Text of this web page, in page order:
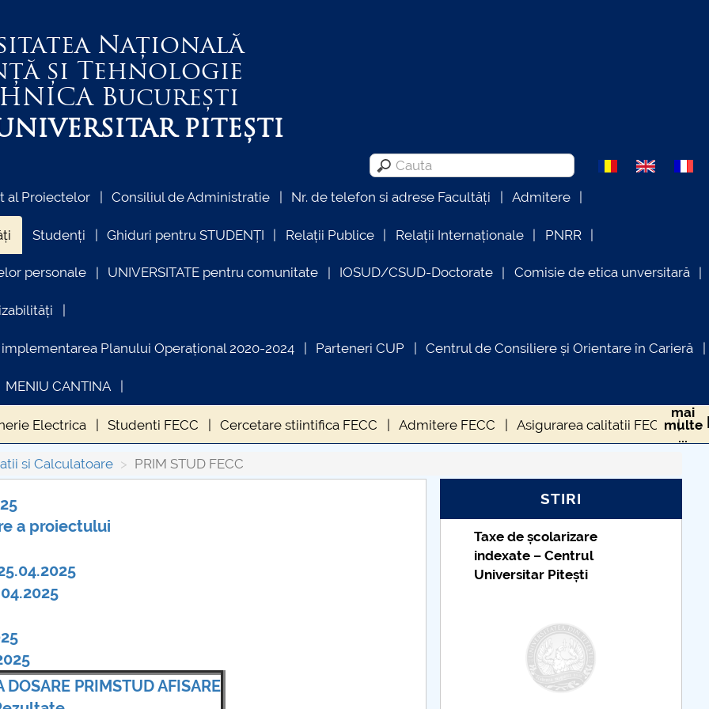
Națională
și Tehnologie
București
PITEȘTI
al Proiectelor Consiliul de Administratie Nr. de telefon si adrese Facultăți Admitere
Studenți Ghiduri pentru STUDENȚI Relații Publice Relații Internaționale PNRR
personale UNIVERSITATE pentru comunitate IOSUD/CSUD-Doctorate Comisie de etica unversitară
Planului Operațional 2020-2024 Parteneri CUP Centrul de Consiliere și Orientare în Carieră
MENIU CANTINA
Electrica Studenti FECC Cercetare stiintifica FECC Admitere FECC Asigurarea calitatii FECC
Radio Expozitie FECC EVENIMENTUL TIE2018
mai
multe
...
si Calculatoare PRIM STUD FECC
a proiectului
PRIMSTUD AFISARE
STIRI
ACTE STUDII
Taxe de școlarizare
indexate – Centrul
Universitar Pitești